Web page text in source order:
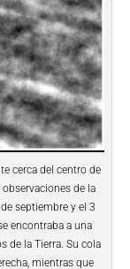
cerca del centro de
de la
septiembre y el 3
encontraba a una
de la Tierra. Su cola
mientras que